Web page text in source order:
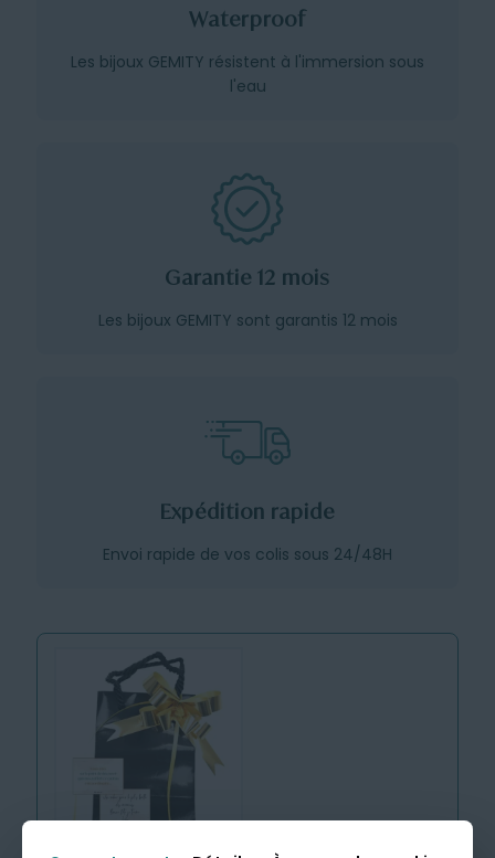
Waterproof
Les bijoux GEMITY résistent à l'immersion sous
l'eau
Garantie 12 mois
Les bijoux GEMITY sont garantis 12 mois
Expédition rapide
Envoi rapide de vos colis sous 24/48H